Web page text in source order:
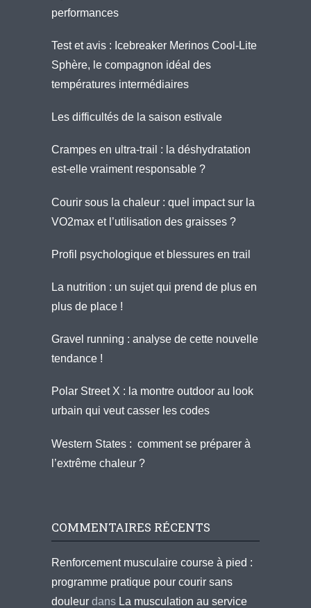
performances
Test et avis : Icebreaker Merinos Cool-Lite
Sphère, le compagnon idéal des
températures intermédiaires
Les difficultés de la saison estivale
Crampes en ultra-trail : la déshydratation
est-elle vraiment responsable ?
Courir sous la chaleur : quel impact sur la
VO2max et l’utilisation des graisses ?
Profil psychologique et blessures en trail
La nutrition : un sujet qui prend de plus en
plus de place !
Gravel running : analyse de cette nouvelle
tendance !
Polar Street X : la montre outdoor au look
urbain qui veut casser les codes
Western States : comment se préparer à
l’extrême chaleur ?
COMMENTAIRES RÉCENTS
Renforcement musculaire course à pied :
programme pratique pour courir sans
douleur dans La musculation au service